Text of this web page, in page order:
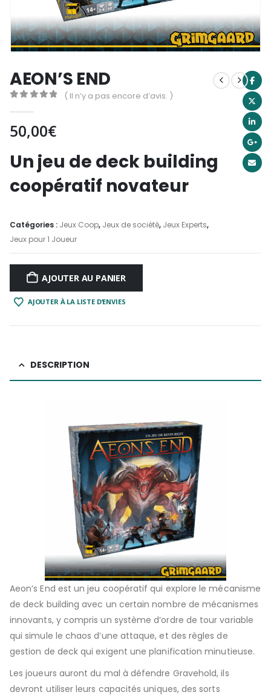
AEON’S END
( Il n’y a pas encore d’avis. )
50,00€
Un jeu de deck building
coopératif novateur
Catégories : Jeux Coop, Jeux de société, Jeux Experts,
Jeux pour 1 Joueur
AJOUTER AU PANIER
AJOUTER À LA LISTE D’ENVIES
DESCRIPTION
Aeon’s End est un jeu coopératif qui explore le mécanisme
de deck building avec un certain nombre de mécanismes
innovants, y compris un système d’ordre de tour variable
qui simule le chaos d’une attaque, et des règles de
gestion de deck qui exigent une planification minutieuse.
Les joueurs auront du mal à défendre Gravehold, ils
devront utiliser leurs capacités uniques, des sorts